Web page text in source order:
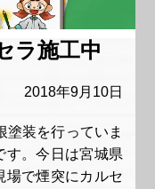
ラ施工中
2018年9月10日
塗装を行っていま
す。今日は宮城県
場で煙突にカルセ